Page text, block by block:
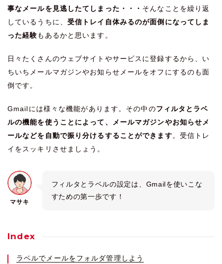
事なメールを見逃したてしまった・・・ そんなことを繰り返
しているうちに、 受信トレイ自体みるのが面倒になってしま
った経験もあるかと思います。
日々たくさんのウェブサイトやサービスに登録するから、い
ちいちメールマガジンやお知らせメールをオフにするのも面
倒です。
Gmailには様々な機能があります。その中のフィルタとラベ
ルの機能を使うことによって、メールマガジンやお知らせメ
ールなどを自動で振り分けるすることができます。受信トレ
イをスッキリさせましょう。
マサキ
フィルタとラベルの設定は、Gmailを使いこな
すための第一歩です！
Index
ラベルでメールをフォルダ管理しよう